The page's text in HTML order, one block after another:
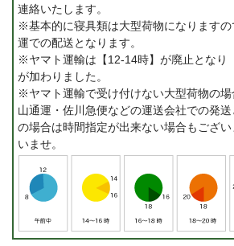
連絡いたします。
※基本的に寝具類は大型荷物になりますの
運での配送となります。
※ヤマト運輸は【12-14時】が廃止となり
が加わりました。
※ヤマト運輸で受け付けない大型荷物の
山通運・佐川急便などの運送会社での発
の場合は時間指定が出来ない場合もござ
いませ。